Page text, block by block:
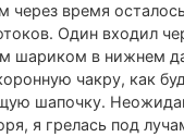
через время
Один входил
шариком в нижнем
чакру, как
шапочку.
я грелась под